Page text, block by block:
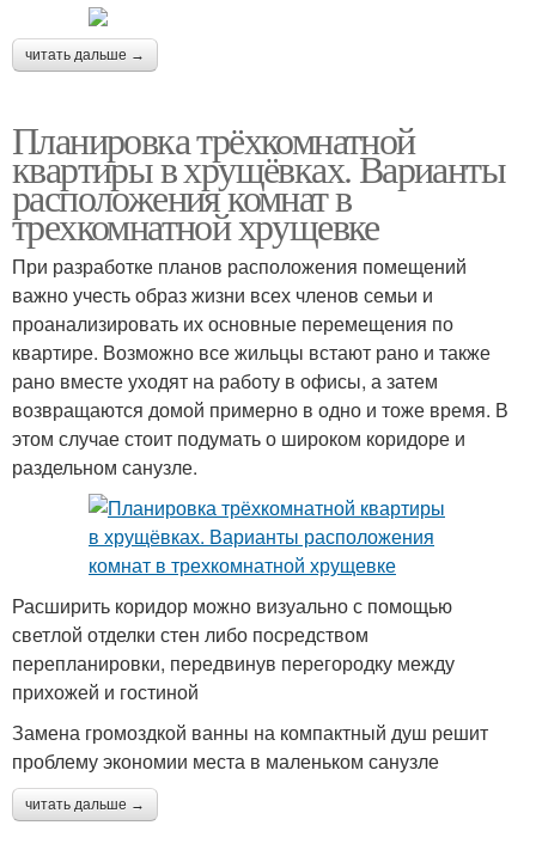
читать дальше →
Планировка трёхкомнатной
квартиры в хрущёвках. Варианты
расположения комнат в
трехкомнатной хрущевке
При разработке планов расположения помещений
важно учесть образ жизни всех членов семьи и
проанализировать их основные перемещения по
квартире. Возможно все жильцы встают рано и также
рано вместе уходят на работу в офисы, а затем
возвращаются домой примерно в одно и тоже время. В
этом случае стоит подумать о широком коридоре и
раздельном санузле.
Расширить коридор можно визуально с помощью
светлой отделки стен либо посредством
перепланировки, передвинув перегородку между
прихожей и гостиной
Замена громоздкой ванны на компактный душ решит
проблему экономии места в маленьком санузле
читать дальше →